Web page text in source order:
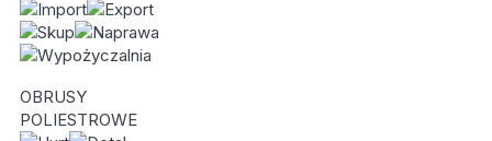
OBRUSY
POLIESTROWE